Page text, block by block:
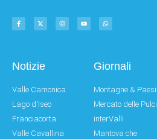
Notizie
Valle Camonica
Lago d'Iseo
Franciacorta
Valle Cavallina
Giornali
Montagne & Paesi
Mercato delle Pulci
interValli
Mantova che